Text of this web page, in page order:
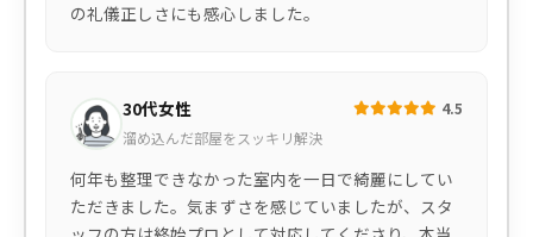
の礼儀正しさにも感心しました。
30代女性
溜め込んだ部屋をスッキリ解決
4.5
何年も整理できなかった室内を一日で綺麗にしてい
ただきました。気まずさを感じていましたが、スタ